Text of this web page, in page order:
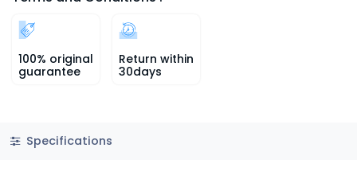
100% original
guarantee
Return within
30days
Specifications